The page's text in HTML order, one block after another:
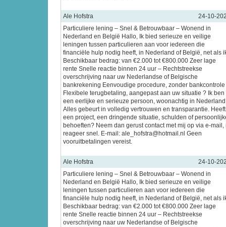
Ale Hofstra
24-10-
Particuliere lening – Snel & Betrouwbaar – Wonend in
Nederland en België Hallo, Ik bied serieuze en veilige
leningen tussen particulieren aan voor iedereen die
financiële hulp nodig heeft, in Nederland of België, net als
Beschikbaar bedrag: van €2.000 tot €800.000 Zeer lage
rente Snelle reactie binnen 24 uur – Rechtstreekse
overschrijving naar uw Nederlandse of Belgische
bankrekening Eenvoudige procedure, zonder bankcontrole
Flexibele terugbetaling, aangepast aan uw situatie ? Ik ben
een eerlijke en serieuze persoon, woonachtig in
Alles gebeurt in volledig vertrouwen en transparantie.
een project, een dringende situatie, schulden of
behoeften? Neem dan gerust contact met mij op via e-mail,
reageer snel. E-mail: ale_hofstra@hotmail.nl Geen
vooruitbetalingen vereist.
Ale Hofstra
24-10-
Particuliere lening – Snel & Betrouwbaar – Wonend in
Nederland en België Hallo, Ik bied serieuze en veilige
leningen tussen particulieren aan voor iedereen die
financiële hulp nodig heeft, in Nederland of België, net als
Beschikbaar bedrag: van €2.000 tot €800.000 Zeer lage
rente Snelle reactie binnen 24 uur – Rechtstreekse
overschrijving naar uw Nederlandse of Belgische